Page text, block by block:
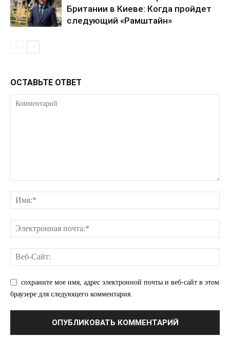
О нас
Связаться с нами
Политика конфиденциальности
Отказ от ответственности
Подписка
Мой аккаунт
Британии в Киеве: Когда пройдет
следующий «Рамштайн»
ОСТАВЬТЕ ОТВЕТ
сохраните мое имя, адрес электронной почты и веб-сайт в этом
браузере для следующего комментария.